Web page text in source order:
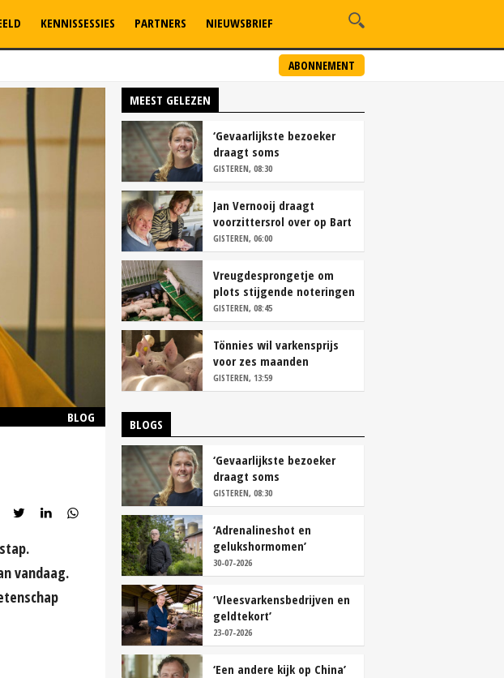
ABONNEMENT
KENNISSESSIES PARTNERS NIEUWSBRIEF
BLOG
vandaag.
MEEST GELEZEN
‘Gevaarlijkste bezoeker
draagt soms
overschoenen’
GISTEREN, 08:30
Jan Vernooij draagt
voorzittersrol over op Bart
Camps
GISTEREN, 06:00
Vreugdesprongetje om
plots stijgende noteringen
GISTEREN, 08:45
Tönnies wil varkensprijs
voor zes maanden
vastleggen
GISTEREN, 13:59
BLOGS
‘Gevaarlijkste bezoeker
draagt soms
overschoenen’
GISTEREN, 08:30
‘Adrenalineshot en
gelukshormomen’
30-07-2026
‘Vleesvarkensbedrijven en
geldtekort’
23-07-2026
‘Een andere kijk op China’